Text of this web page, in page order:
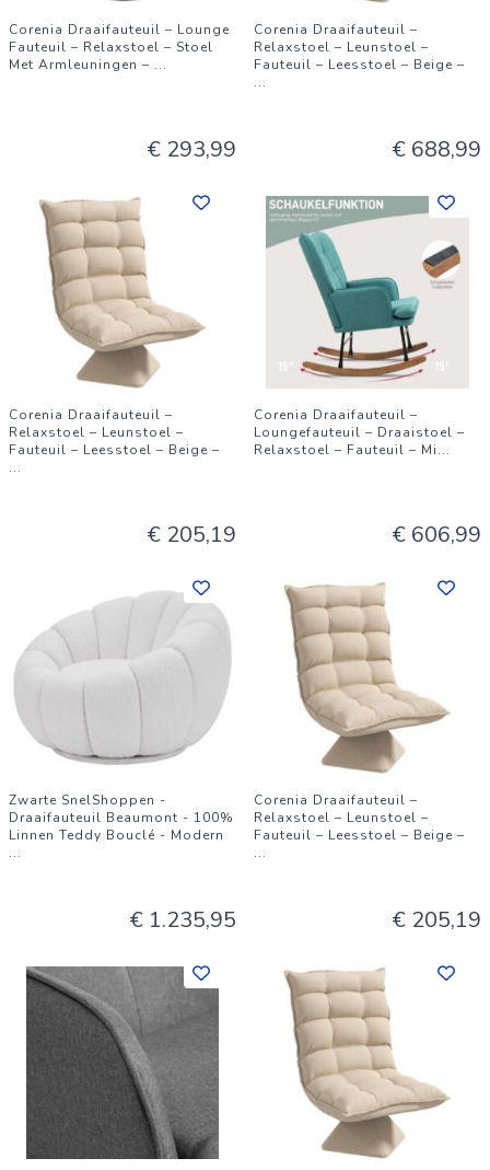
Corenia Draaifauteuil – Lounge
Fauteuil – Relaxstoel – Stoel
Met Armleuningen – ...
€ 293,99
Corenia Draaifauteuil –
Relaxstoel – Leunstoel –
Fauteuil – Leesstoel – Beige –
...
€ 688,99
Corenia Draaifauteuil –
Relaxstoel – Leunstoel –
Fauteuil – Leesstoel – Beige –
...
€ 205,19
Corenia Draaifauteuil –
Loungefauteuil – Draaistoel –
Relaxstoel – Fauteuil – Mi...
€ 606,99
Zwarte SnelShoppen -
Draaifauteuil Beaumont - 100%
Linnen Teddy Bouclé - Modern
...
€ 1.235,95
Corenia Draaifauteuil –
Relaxstoel – Leunstoel –
Fauteuil – Leesstoel – Beige –
...
€ 205,19